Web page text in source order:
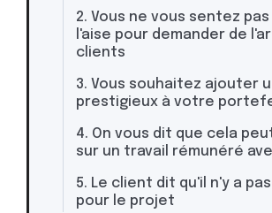
2. Vous ne vous sentez
l'aise pour demander de
clients
3. Vous souhaitez ajouter
prestigieux à votre
4. On vous dit que cela
sur un travail rémunéré
5. Le client dit qu'il n'y a
pour le projet